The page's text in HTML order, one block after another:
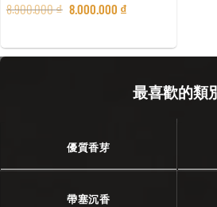
8.900.000₫ 8.000.000 ₫
最喜歡的類
優質香芽
帶塞沉香